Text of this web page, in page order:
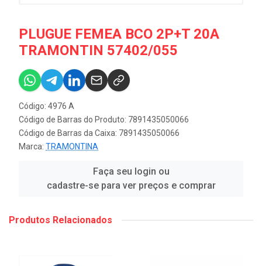
PLUGUE FEMEA BCO 2P+T 20A
TRAMONTIN 57402/055
Código: 4976 A
Código de Barras do Produto: 7891435050066
Código de Barras da Caixa: 7891435050066
Marca: TRAMONTINA
Faça seu login ou
cadastre-se para ver preços e comprar
Produtos Relacionados